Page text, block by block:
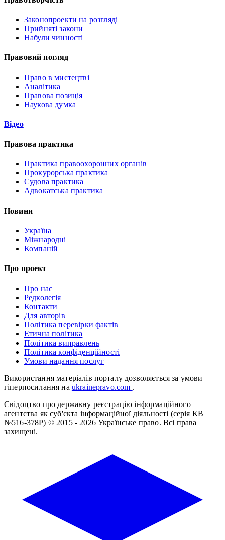
Законопроекти на розгляді
Прийняті закони
Набули чинності
Правовий погляд
Право в мистецтві
Аналітика
Правова позиція
Наукова думка
Відео
Правова практика
Практика правоохоронних органів
Прокурорська практика
Судова практика
Адвокатська практика
Новини
Україна
Міжнародні
Компаній
Про проект
Про нас
Редколегія
Контакти
Для авторів
Політика перевірки фактів
Етична політика
Політика виправлень
Політика конфіденційності
Умови надання послуг
Використання матеріалів порталу дозволяється за умови
гіперпосилання на ukrainepravo.com .
Свідоцтво про державну реєстрацію інформаційного
агентства як суб'єкта інформаційної діяльності (серія КВ
№516-378Р) © 2015 - 2026 Українське право. Всі права
захищені.